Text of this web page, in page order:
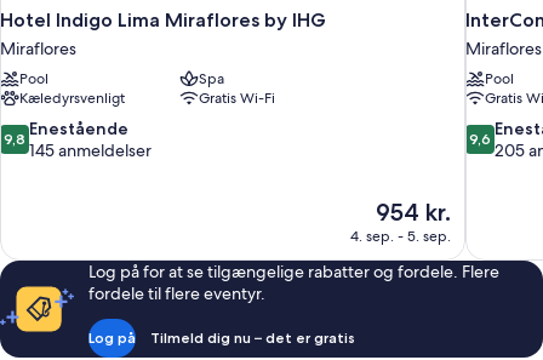
Hotel Indigo Lima Miraflores by IHG
Miraflores
Pool
Spa
Kæledyrsvenligt
Gratis Wi-Fi
9.8
ud
anmeldelser
9,8 Enestående
145 anmeldelser
Prisen
er
954 kr.
954 kr.
4. sep. - 5. sep.
Miraflores
Pool
Gratis
9.6
ud
9,6
205
Log på for at se tilgængelige rabatter og fordele. Flere
fordele til flere eventyr.
Log på Tilmeld dig nu – det er gratis